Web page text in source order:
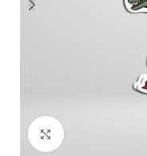
Click to enlarge